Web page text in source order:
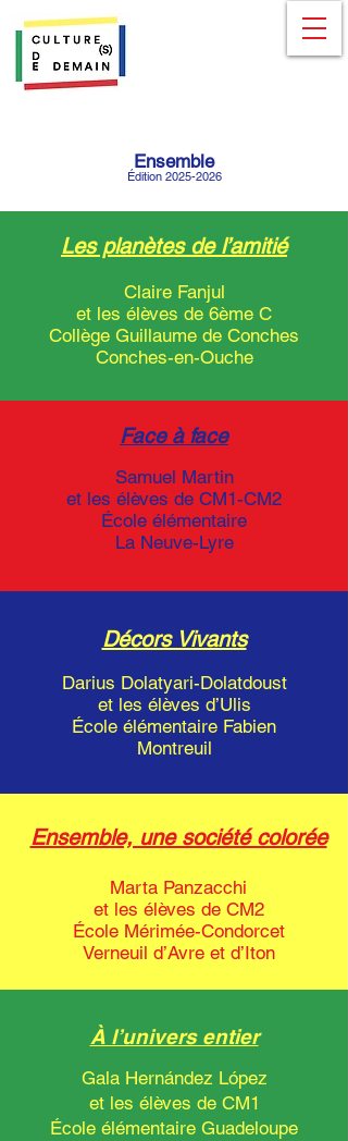
Ensemble
Édition 2025-2026
Les planètes de l’amitié
Claire Fanjul
et les élèves de 6ème C
Collège Guillaume de Conches
Conches-en-Ouche
Face à face
Samuel Martin
et les élèves de CM1-CM2
École élémentaire
La Neuve-Lyre
Décors Vivants
Darius Dolatyari-Dolatdoust
et les élèves d’Ulis
École élémentaire Fabien
Montreuil
Ensemble, une société colorée
Marta Panzacchi
et les élèves de CM2
École Mérimée-Condorcet
Verneuil d’Avre et d’Iton
À l’univers entier
Gala Hernández López
et les élèves de CM1
École élémentaire Guadeloupe